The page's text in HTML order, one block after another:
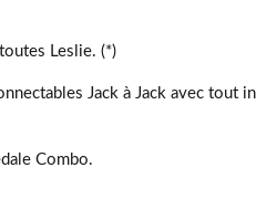
Leslie. (*)
Jack à Jack avec tout
Combo.